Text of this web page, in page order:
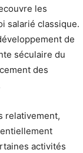
les
salarié classique.
de
séculaire du
des
relativement,
activités